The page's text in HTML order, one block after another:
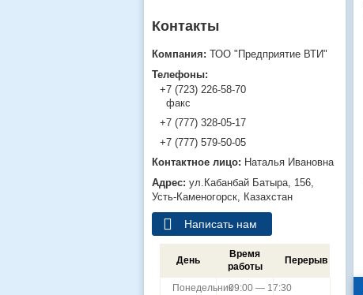
ТОО "Предприятие ВТИ"
+7 (723) 226-58-70
факс
+7 (777) 328-05-17
+7 (777) 579-50-05
Наталья Ивановна
ул.Кабанбай Батыра, 156,
Усть-Каменогорск, Казахстан
Написать нам
День
Время
работы
Перерыв
Понедельник09:00 — 17:30